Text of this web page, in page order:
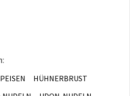
HÜHNERBRUST